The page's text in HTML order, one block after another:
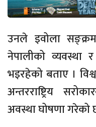
उनले इवोला
नेपालीको व्यवस्था
भइरहेको बताए ।
अन्तरराष्ट्रिय
अवस्था घोषणा गरेको